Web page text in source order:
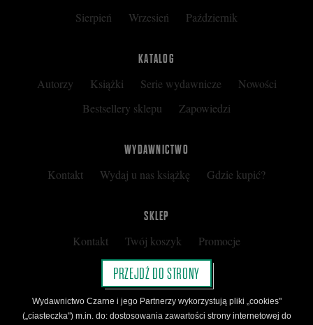
Facebooku
Sierpień Wrzesień Październik
KATALOG
Autorzy Książki Serie wydawnicze
Nowości
Bestsellery sklepu
Zapowiedzi
WYDAWNICTWO
Kontakt Wydaj u nas książkę Gdzie kupić?
SKLEP
Kontakt Twój koszyk
Promocje
Kup kartę podarunkową
Nota prawna
Regulamin
Polityka prywatności
Regulamin Klubu Czarnego
PRZEJDŹ DO STRONY
Wydawnictwo Czarne i jego Partnerzy wykorzystują pliki „cookies"
(„ciasteczka") m.in. do: dostosowania zawartości strony internetowej do